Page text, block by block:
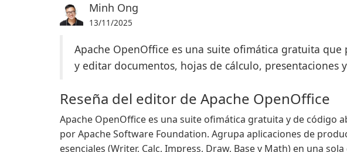
Minh Ong
13/11/2025
Apache OpenOffice es una suite ofimática gratuita
y editar documentos, hojas de cálculo, presentaciones
Reseña del editor de Apache OpenOffice
Apache OpenOffice es una suite ofimática gratuita y de código
por Apache Software Foundation. Agrupa aplicaciones de
esenciales (Writer, Calc, Impress, Draw, Base y Math) en una